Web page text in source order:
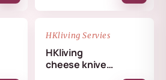
NIEUW
HKliving Servies
HKliving
cheese knives